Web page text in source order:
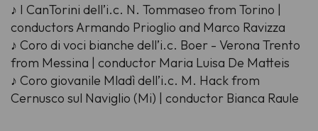
♪ I CanTorini dell’i.c. N. Tommaseo from Torino |
conductors Armando Prioglio and Marco Ravizza
♪ Coro di voci bianche dell’i.c. Boer - Verona Trento
from Messina | conductor Maria Luisa De Matteis
♪ Coro giovanile Mladì dell’i.c. M. Hack from
Cernusco sul Naviglio (Mi) | conductor Bianca Raule